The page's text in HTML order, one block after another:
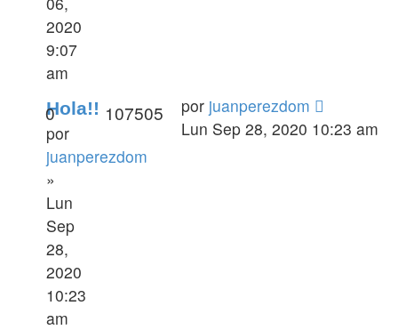
2020
9:07
am
Hola!!
por
juanperezdom
»
Lun
Sep
28,
2020
10:23
am
0 107505 por juanperezdom
Lun Sep 28, 2020 10:23 am